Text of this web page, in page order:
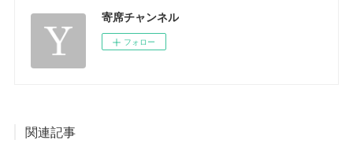
寄席チャンネル
フォロー
関連記事